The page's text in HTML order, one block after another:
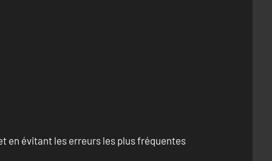
en évitant les erreurs les plus fréquentes